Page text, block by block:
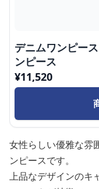
デニムワンピー
ンピース
¥11,520
女性らしい優雅な雰
ンピースです。
上品なデザインのキ